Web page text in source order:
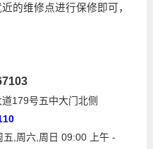
的维修点进行保修即可，
179号五中大门北侧
,周六,周日 09:00 上午 -